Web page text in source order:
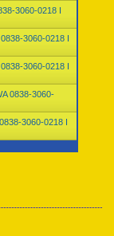
3060-0218 I
0838-3060-0218 I
0838-3060-0218 I
0838-3060-
3060-0218 I